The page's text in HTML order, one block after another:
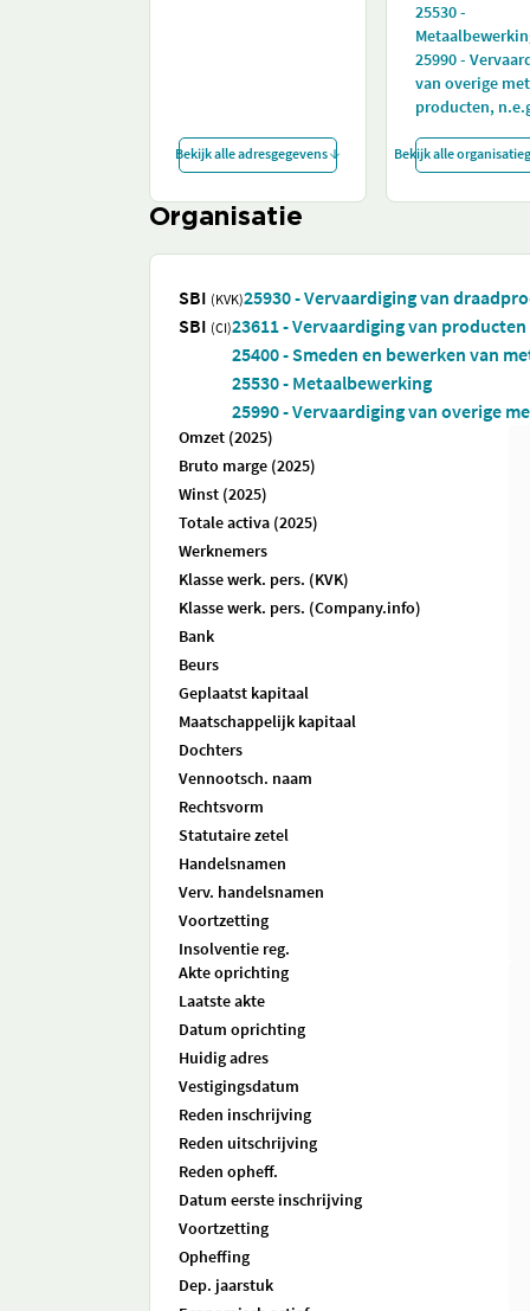
Bekijk alle adresgegevens
25530 -
25990 -
van overige
producten,
Bekijk alle
Organisatie
SBI (KVK)25930 - Vervaardiging van
SBI (CI)23611 - Vervaardiging van
25400 - Smeden en bewerken van
25530 - Metaalbewerking
25990 - Vervaardiging van overige
Omzet (2025)
Bruto marge (2025)
Winst (2025)
Totale activa (2025)
Werknemers
Klasse werk. pers. (KVK)
Klasse werk. pers. (Company.info)
Bank
Beurs
Geplaatst kapitaal
Maatschappelijk kapitaal
Dochters
Vennootsch. naam
Rechtsvorm
Statutaire zetel
Handelsnamen
Verv. handelsnamen
Voortzetting
Insolventie reg.
Akte oprichting
Laatste akte
Datum oprichting
Huidig adres
Vestigingsdatum
Reden inschrijving
Reden uitschrijving
Reden opheff.
Datum eerste inschrijving
Voortzetting
Opheffing
Dep. jaarstuk